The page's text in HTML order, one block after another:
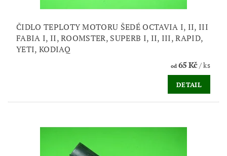
ČIDLO TEPLOTY MOTORU ŠEDÉ OCTAVIA I, II, III
FABIA I, II, ROOMSTER, SUPERB I, II, III, RAPID,
YETI, KODIAQ
od65 Kč/ ks
DETAIL